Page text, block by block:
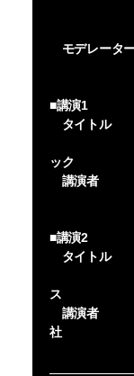
NTTコミ
城
モデレータ
前田
■講演1
タイトル ：
ゼロト
ック
講演者 ：
一二
■講演2
タイトル ：
最新事例
ス
講演者 ：
社
中村